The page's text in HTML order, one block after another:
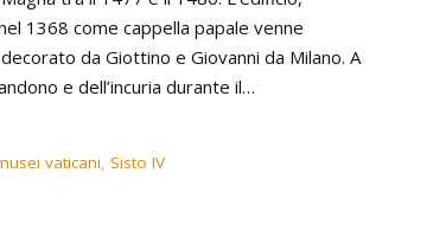
1368 come cappella papale venne
da Giottino e Giovanni da Milano. A
e dell’incuria durante il…
vaticani, Sisto IV